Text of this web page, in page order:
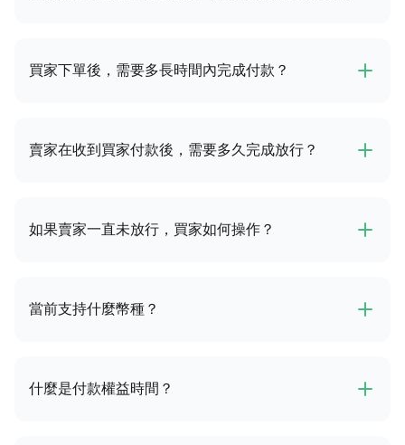
買家下單後，需要多長時間內完成付款？
賣家在收到買家付款後，需要多久完成放行？
如果賣家一直未放行，買家如何操作？
當前支持什麼幣種？
什麼是付款權益時間？